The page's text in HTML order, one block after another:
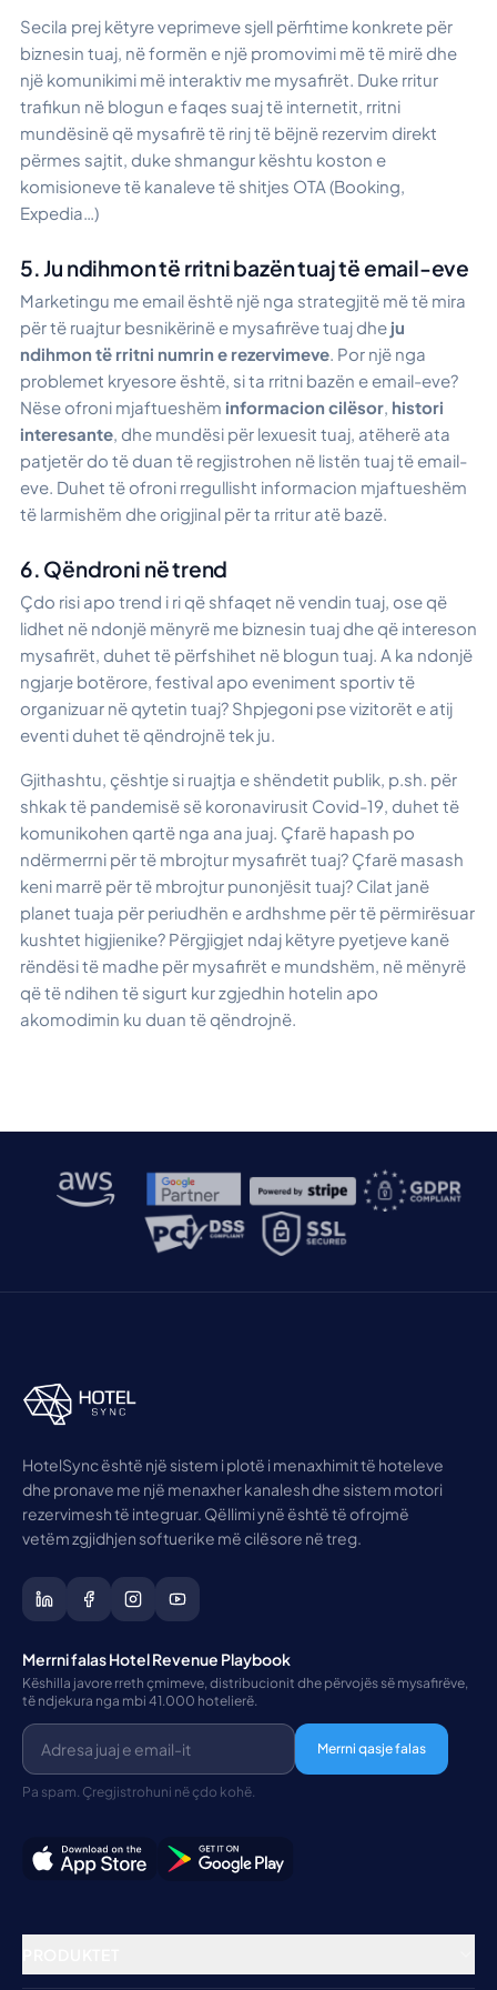
Secila prej këtyre veprimeve sjell përfitime konkrete për
biznesin tuaj, në formën e një promovimi më të mirë dhe
një komunikimi më interaktiv me mysafirët. Duke rritur
trafikun në blogun e faqes suaj të internetit, rritni
mundësinë që mysafirë të rinj të bëjnë rezervim direkt
përmes sajtit, duke shmangur kështu koston e
komisioneve të kanaleve të shitjes OTA (Booking,
Expedia…)
5. Ju ndihmon të rritni bazën tuaj të email-eve
Marketingu me email është një nga strategjitë më të mira
për të ruajtur besnikërinë e mysafirëve tuaj dhe ju
ndihmon të rritni numrin e rezervimeve. Por një nga
problemet kryesore është, si ta rritni bazën e email-eve?
Nëse ofroni mjaftueshëm informacion cilësor, histori
interesante, dhe mundësi për lexuesit tuaj, atëherë ata
patjetër do të duan të regjistrohen në listën tuaj të email-
eve. Duhet të ofroni rregullisht informacion mjaftueshëm
të larmishëm dhe origjinal për ta rritur atë bazë.
6. Qëndroni në trend
Çdo risi apo trend i ri që shfaqet në vendin tuaj, ose që
lidhet në ndonjë mënyrë me biznesin tuaj dhe që intereson
mysafirët, duhet të përfshihet në blogun tuaj. A ka ndonjë
ngjarje botërore, festival apo eveniment sportiv të
organizuar në qytetin tuaj? Shpjegoni pse vizitorët e atij
eventi duhet të qëndrojnë tek ju.
Gjithashtu, çështje si ruajtja e shëndetit publik, p.sh. për
shkak të pandemisë së koronavirusit Covid-19, duhet të
komunikohen qartë nga ana juaj. Çfarë hapash po
ndërmerrni për të mbrojtur mysafirët tuaj? Çfarë masash
keni marrë për të mbrojtur punonjësit tuaj? Cilat janë
planet tuaja për periudhën e ardhshme për të përmirësuar
kushtet higjienike? Përgjigjet ndaj këtyre pyetjeve kanë
rëndësi të madhe për mysafirët e mundshëm, në mënyrë
që të ndihen të sigurt kur zgjedhin hotelin apo
akomodimin ku duan të qëndrojnë.
HotelSync është një sistem i plotë i menaxhimit të hoteleve
dhe pronave me një menaxher kanalesh dhe sistem motori
rezervimesh të integruar. Qëllimi ynë është të ofrojmë
vetëm zgjidhjen softuerike më cilësore në treg.
Merrni falas Hotel Revenue Playbook
Këshilla javore rreth çmimeve, distribucionit dhe përvojës së mysafirëve,
të ndjekura nga mbi 41.000 hotelierë.
Merrni qasje falas
Pa spam. Çregjistrohuni në çdo kohë.